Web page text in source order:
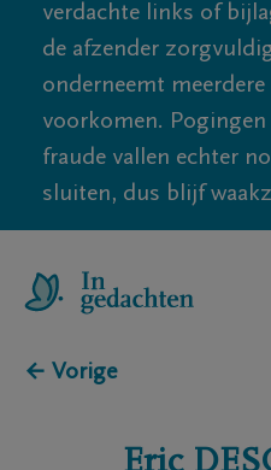
verdachte links of
de afzender
onderneemt
voorkomen.
fraude vallen echter
sluiten, dus blijf
← Vorige